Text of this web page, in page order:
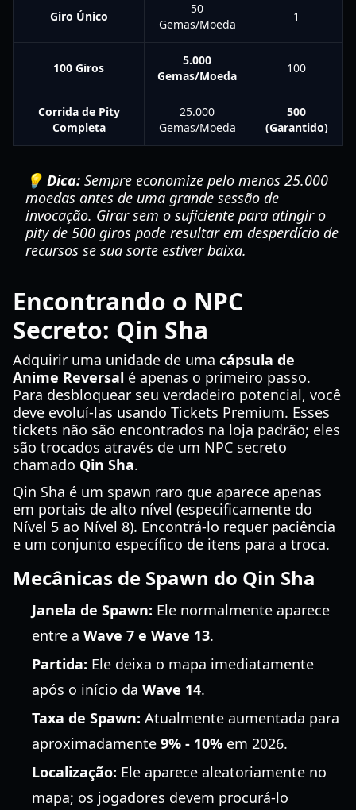
Giro Único
50
Gemas/Moeda
1
100 Giros
5.000
Gemas/Moeda
100
Corrida de Pity
Completa
25.000
Gemas/Moeda
500
(Garantido)
💡 Dica: Sempre economize pelo menos 25.000
moedas antes de uma grande sessão de
invocação. Girar sem o suficiente para atingir o
pity de 500 giros pode resultar em desperdício de
recursos se sua sorte estiver baixa.
Encontrando o NPC
Secreto: Qin Sha
Adquirir uma unidade de uma cápsula de
Anime Reversal é apenas o primeiro passo.
Para desbloquear seu verdadeiro potencial, você
deve evoluí-las usando Tickets Premium. Esses
tickets não são encontrados na loja padrão; eles
são trocados através de um NPC secreto
chamado Qin Sha.
Qin Sha é um spawn raro que aparece apenas
em portais de alto nível (especificamente do
Nível 5 ao Nível 8). Encontrá-lo requer paciência
e um conjunto específico de itens para a troca.
Mecânicas de Spawn do Qin Sha
Janela de Spawn: Ele normalmente aparece
entre a Wave 7 e Wave 13.
Partida: Ele deixa o mapa imediatamente
após o início da Wave 14.
Taxa de Spawn: Atualmente aumentada para
aproximadamente 9% - 10% em 2026.
Localização: Ele aparece aleatoriamente no
mapa; os jogadores devem procurá-lo